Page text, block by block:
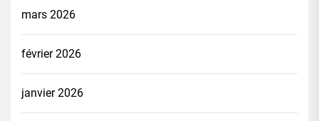
mars 2026
février 2026
janvier 2026